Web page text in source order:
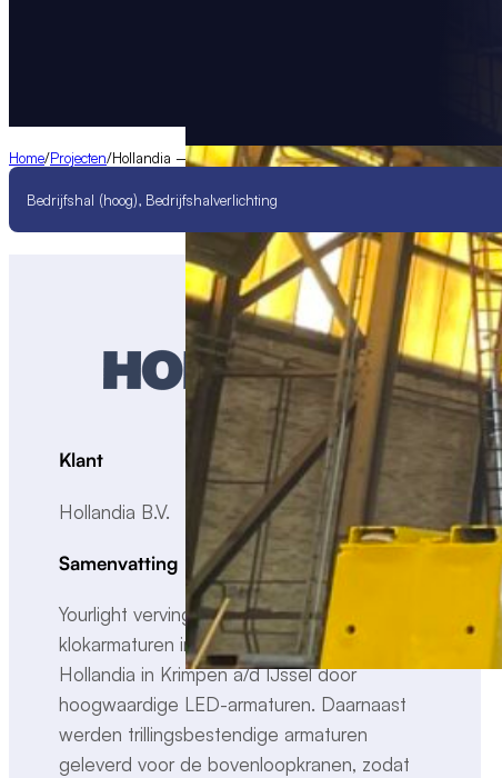
Home/Projecten/Hollandia – Krimpen a/d IJssel
Bedrijfshal (hoog), Bedrijfshalverlichting
Klant
Hollandia B.V.
Samenvatting
Yourlight verving verouderde HPI-
klokarmaturen in vijf productiehallen bij
Hollandia in Krimpen a/d IJssel door
hoogwaardige LED-armaturen. Daarnaast
werden trillingsbestendige armaturen
geleverd voor de bovenloopkranen, zodat